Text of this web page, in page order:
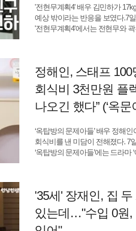
연기에 대한 본능은 사라지지 않
병원에서 축 처져 있던 중 원무과
언쟁하는 모습을 보게 됐다는 최
아니라서, 네 선택이 마음에 안
속마음을 털어놨다.오현남이 자
분)에게 약을 먹인 사실을 알게
있었다"며 "네가 건드리지 말았어
건드렸다"고 경고했다.과거 유보
못했던 오현남은 "언니한테는 가
만큼 가치가 있냐"고 물으며 다
드러냈다.이후 오현남은 회사에
여전했지만, 일상에서는 유보나
따르는 열성 팬 같은 모습으로
조나연 텐아시아 기자
'전현무계획4' 배우 김민하가
예상 밖이라는 반응을 보였다.7
'전현무계획4'에서는 전현무와
'청룡시리즈어워즈'에서 만난 적
최근 17kg 감량으로 화제를 모은
뜨거운 관심을 실감하지 못한 모
그게 진짜 많이 핫한가 보다"라고
일주일을 화제로 먹어버린다"고
"저도 깜짝 놀랐다. 왜 이게 이럴
감량 자체가 크게 주목받는 상황
감량했다고 밝힌 바 있다. 알려진
출연작에서도 체중 감량이 필요
다이어트 이유의 "거의 90%는
설명했다.먹방 예능 출연을 앞두
정해인, 스태프 100
회식비 3천만원 플
나오긴 했다” (‘옥문
‘옥탑방의 문제아들’ 배우 정해
회식비를 낸 미담이 전해졌다. 7
‘옥탑방의 문제아들’에는 드라마
촬영팀 전체가 영덕 대게 회식을
오셨다”고 밝혔고, 해당 회식에
함께한 것으로 알려졌다.송은이
'35세' 장재인, 집 두
있는데…"수입 0원,